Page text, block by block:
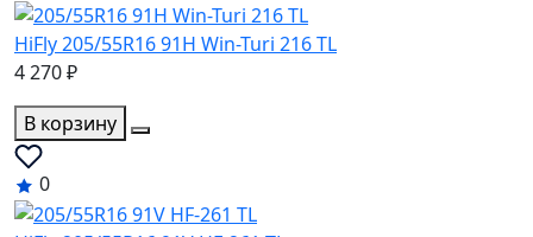
HiFly 205/55R16 91H Win-Turi 216 TL
4 270 ₽
В корзину
0